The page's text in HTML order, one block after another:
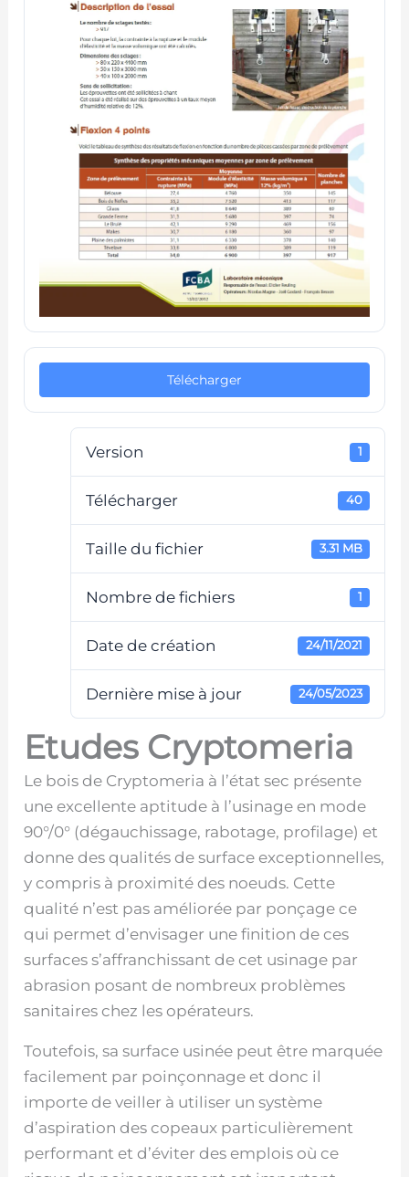
Télécharger
Version 1
Télécharger 40
Taille du fichier 3.31 MB
Nombre de fichiers 1
Date de création 24/11/2021
Dernière mise à jour 24/05/2023
Etudes Cryptomeria
Le bois de Cryptomeria à l’état sec présente
une excellente aptitude à l’usinage en mode
90°/0° (dégauchissage, rabotage, profilage) et
donne des qualités de surface exceptionnelles,
y compris à proximité des noeuds. Cette
qualité n’est pas améliorée par ponçage ce
qui permet d’envisager une finition de ces
surfaces s’affranchissant de cet usinage par
abrasion posant de nombreux problèmes
sanitaires chez les opérateurs.
Toutefois, sa surface usinée peut être marquée
facilement par poinçonnage et donc il
importe de veiller à utiliser un système
d’aspiration des copeaux particulièrement
performant et d’éviter des emplois où ce